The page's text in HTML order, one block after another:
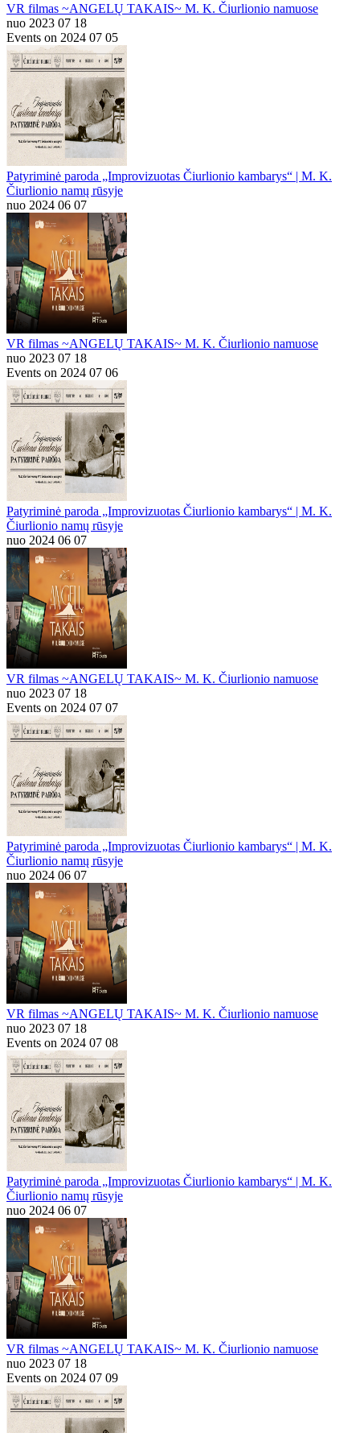
VR filmas ~ANGELŲ TAKAIS~ M. K. Čiurlionio namuose
nuo 2023 07 18
Events on 2024 07 05
Patyriminė paroda „Improvizuotas Čiurlionio kambarys“ | M. K.
Čiurlionio namų rūsyje
nuo 2024 06 07
VR filmas ~ANGELŲ TAKAIS~ M. K. Čiurlionio namuose
nuo 2023 07 18
Events on 2024 07 06
Patyriminė paroda „Improvizuotas Čiurlionio kambarys“ | M. K.
Čiurlionio namų rūsyje
nuo 2024 06 07
VR filmas ~ANGELŲ TAKAIS~ M. K. Čiurlionio namuose
nuo 2023 07 18
Events on 2024 07 07
Patyriminė paroda „Improvizuotas Čiurlionio kambarys“ | M. K.
Čiurlionio namų rūsyje
nuo 2024 06 07
VR filmas ~ANGELŲ TAKAIS~ M. K. Čiurlionio namuose
nuo 2023 07 18
Events on 2024 07 08
Patyriminė paroda „Improvizuotas Čiurlionio kambarys“ | M. K.
Čiurlionio namų rūsyje
nuo 2024 06 07
VR filmas ~ANGELŲ TAKAIS~ M. K. Čiurlionio namuose
nuo 2023 07 18
Events on 2024 07 09